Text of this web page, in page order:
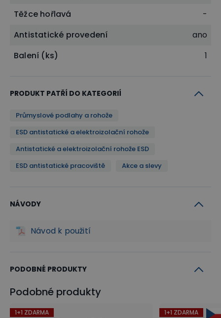
Těžce hořlavá
-
Antistatické provedení
ano
Balení (ks)
1
PRODUKT PATŘÍ DO KATEGORIÍ
Průmyslové podlahy a rohože
ESD antistatické a elektroizolační rohože
Antistatické a elektroizolační rohože ESD
ESD antistatické pracoviště
Akce a slevy
NÁVODY
Návod k použití
PODOBNÉ PRODUKTY
Podobné produkty
1+1 ZDARMA 1+1 ZDARMA